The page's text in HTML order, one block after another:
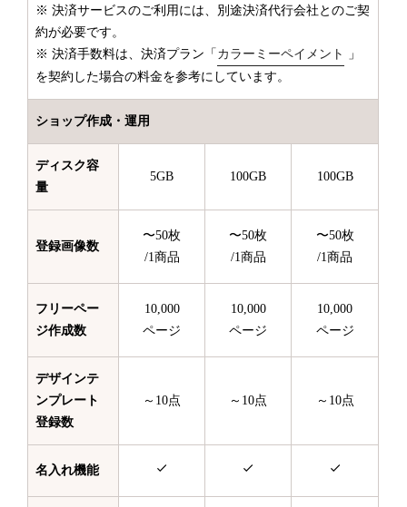
※ 決済サービスのご利用には、別途決済代行会社とのご契
約が必要です。
※ 決済手数料は、決済プラン「 カラーミーペイメント
」
を契約した場合の料金を参考にしています。
ショップ作成・運用
ディスク容
量
5GB 100GB 100GB
登録画像数
〜50枚
/1商品
〜50枚
/1商品
〜50枚
/1商品
フリーペー
ジ作成数
10,000
ページ
10,000
ページ
10,000
ページ
デザインテ
ンプレート
登録数
～10点 ～10点 ～10点
名入れ機能